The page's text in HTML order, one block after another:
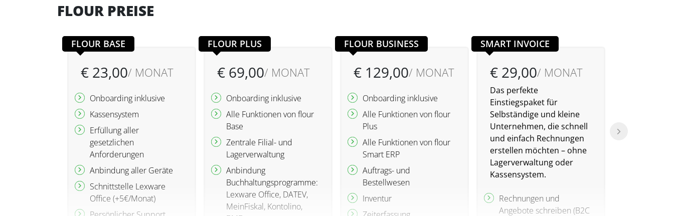
FLOUR PREISE
FLOUR BASE
€ 23,00/ MONAT
Onboarding inklusive
Kassensystem
Erfüllung aller
gesetzlichen
Anforderungen
Anbindung aller Geräte
Schnittstelle Lexware
Office (+5€/Monat)
FLOUR PLUS
€ 69,00/ MONAT
Onboarding inklusive
Alle Funktionen von flour
Base
Zentrale Filial- und
Lagerverwaltung
Anbindung
Buchhaltungsprogramme:
Lexware Office, DATEV,
MeinFiskal, Kontolino,
FLOUR BUSINESS
€ 129,00/ MONAT
Onboarding inklusive
Alle Funktionen von flour
Plus
Alle Funktionen von flour
Smart ERP
Auftrags- und
Bestellwesen
Inventur
SMART INVOICE
€ 29,00/ MONAT
Das perfekte
Einstiegspaket für
Selbständige und kleine
Unternehmen, die schnell
und einfach Rechnungen
erstellen möchten – ohne
Lagerverwaltung oder
Kassensystem.
Rechnungen und
Angebote schreiben (B2C